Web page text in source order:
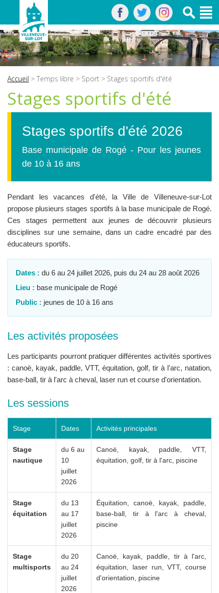
Accueil > Temps libre > Sport > Stages sportifs d'été
Stages sportifs d'été
Stages sportifs d'été 2026
Base municipale de Rogé - Pour les jeunes
de 10 à 16 ans
Pendant les vacances d'été, la Ville de Villeneuve-sur-Lot
propose plusieurs stages sportifs à la base municipale de Rogé.
Ces stages permettent aux jeunes de découvrir plusieurs
disciplines sur une semaine, dans un cadre encadré par des
éducateurs sportifs.
Dates : du 6 au 24 juillet 2026, puis du 24 au 28 août 2026
Lieu : base municipale de Rogé
Public : jeunes de 10 à 16 ans
Les activités proposées
Les participants pourront pratiquer différentes activités sportives
: canoë, kayak, paddle, VTT, équitation, golf, tir à l'arc, natation,
base-ball, tir à l'arc à cheval, laser run et course d'orientation.
Les sessions
Stage Dates Activités principales
Stage
nautique
du 6 au
10
juillet
2026
Canoë, kayak, paddle, VTT,
équitation, golf, tir à l'arc, piscine
Stage
équitation
du 13
au 17
juillet
2026
Équitation, canoë, kayak, paddle,
base-ball, tir à l'arc à cheval,
piscine
Stage
multisports
du 20
au 24
juillet
2026
Canoë, kayak, paddle, tir à l'arc,
équitation, laser run, VTT, course
d'orientation, piscine